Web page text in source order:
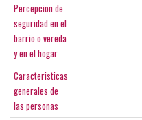
Percepcion de
seguridad en el
barrio o vereda
y en el hogar
Caracteristicas
generales de
las personas